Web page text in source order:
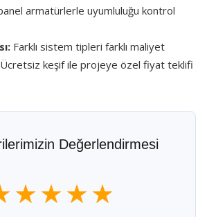
armatürlerle uyumluluğu kontrol
Farklı sistem tipleri farklı maliyet
Ücretsiz keşif ile projeye özel fiyat teklifi
Değerlendirmesi